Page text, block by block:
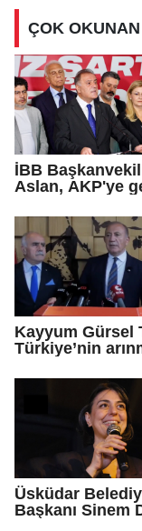
ÇOK OKUNAN
İBB
Aslan, AKP'ye
iddialarına
Kayyum Gürsel
Türkiye’nin
geldiniz...
Üsküdar
Başkanı Sinem